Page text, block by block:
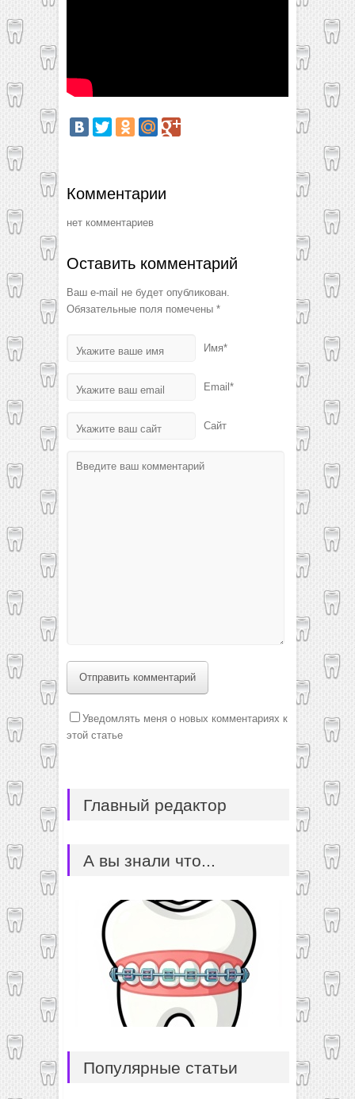
Комментарии
нет комментариев
Оставить комментарий
Ваш e-mail не будет опубликован.
Обязательные поля помечены *
Имя*
Email*
Сайт
Отправить комментарий
Уведомлять меня о новых комментариях к
этой статье
Главный редактор
А вы знали что...
Популярные статьи